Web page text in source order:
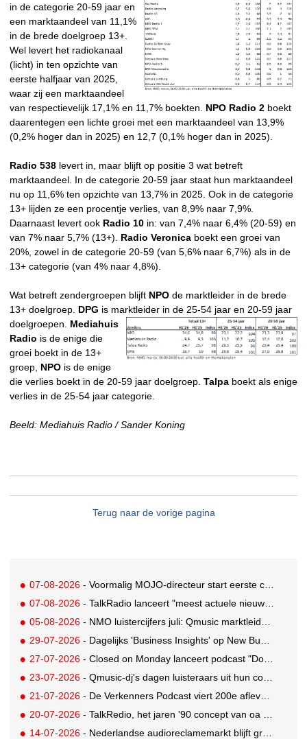
in de categorie 20-59 jaar en
een marktaandeel van 11,1%
in de brede doelgroep 13+.
Wel levert het radiokanaal
(licht) in ten opzichte van
eerste halfjaar van 2025,
waar zij een marktaandeel
van respectievelijk 17,1% en 11,7% boekten. NPO Radio 2 boekt
daarentegen een lichte groei met een marktaandeel van 13,9%
(0,2% hoger dan in 2025) en 12,7 (0,1% hoger dan in 2025).
Radio 538 levert in, maar blijft op positie 3 wat betreft
marktaandeel. In de categorie 20-59 jaar staat hun marktaandeel
nu op 11,6% ten opzichte van 13,7% in 2025. Ook in de categorie
13+ lijden ze een procentje verlies, van 8,9% naar 7,9%.
Daarnaast levert ook Radio 10 in: van 7,4% naar 6,4% (20-59) en
van 7% naar 5,7% (13+). Radio Veronica boekt een groei van
20%, zowel in de categorie 20-59 (van 5,6% naar 6,7%) als in de
13+ categorie (van 4% naar 4,8%).
Wat betreft zendergroepen blijft NPO de marktleider in de brede
13+ doelgroep. DPG is marktleider in de 25-54 jaar en 20-59 jaar
doelgroepen. Mediahuis
Radio is de enige die
groei boekt in de 13+
groep, NPO is de enige
die verlies boekt in de 20-59 jaar doelgroep. Talpa boekt als enige
verlies in de 25-54 jaar categorie.
Beeld: Mediahuis Radio / Sander Koning
Terug naar de vorige pagina
07-08-2026 - Voormalig MOJO-directeur start eerste country radiozender van Nederland
07-08-2026 - TalkRadio lanceert "meest actuele nieuwspodcast van Nederland"
05-08-2026 - NMO luistercijfers juli: Qmusic marktleider, gevolgd door NPO2 en 538
29-07-2026 - Dagelijks 'Business Insights' op New Business Radio
27-07-2026 - Closed on Monday lanceert podcast "Dood op Dinsdag" met knipoog naar de reclameindustrie
23-07-2026 - Qmusic-dj's dagen luisteraars uit hun controle over eigen agenda volledig weg te geven
21-07-2026 - De Verkenners Podcast viert 200e aflevering als podium voor het agencylandschap
20-07-2026 - TalkRedio, het jaren '90 concept van oa Theo van Gogh, Jan Lenferink en Beau van Erven Dorens, herleeft in eigentijds format
14-07-2026 - Nederlandse audioreclamemarkt blijft groeien, retail nog altijd grootste branche